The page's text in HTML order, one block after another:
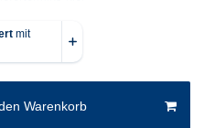
Warenkorb